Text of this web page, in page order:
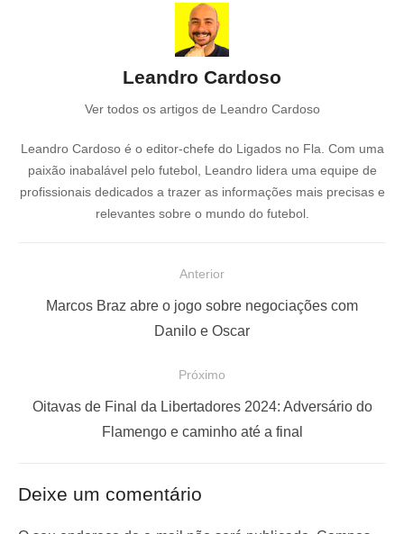
Leandro Cardoso
Ver todos os artigos de Leandro Cardoso
Leandro Cardoso é o editor-chefe do Ligados no Fla. Com uma
paixão inabalável pelo futebol, Leandro lidera uma equipe de
profissionais dedicados a trazer as informações mais precisas e
relevantes sobre o mundo do futebol.
o
Anterior
a
Marcos Braz abre o jogo sobre negociações com
Danilo e Oscar
Próximo
POitavas de Final da Libertadores 2024: Adversário do
Flamengo e caminho até a final
Deixe um comentário